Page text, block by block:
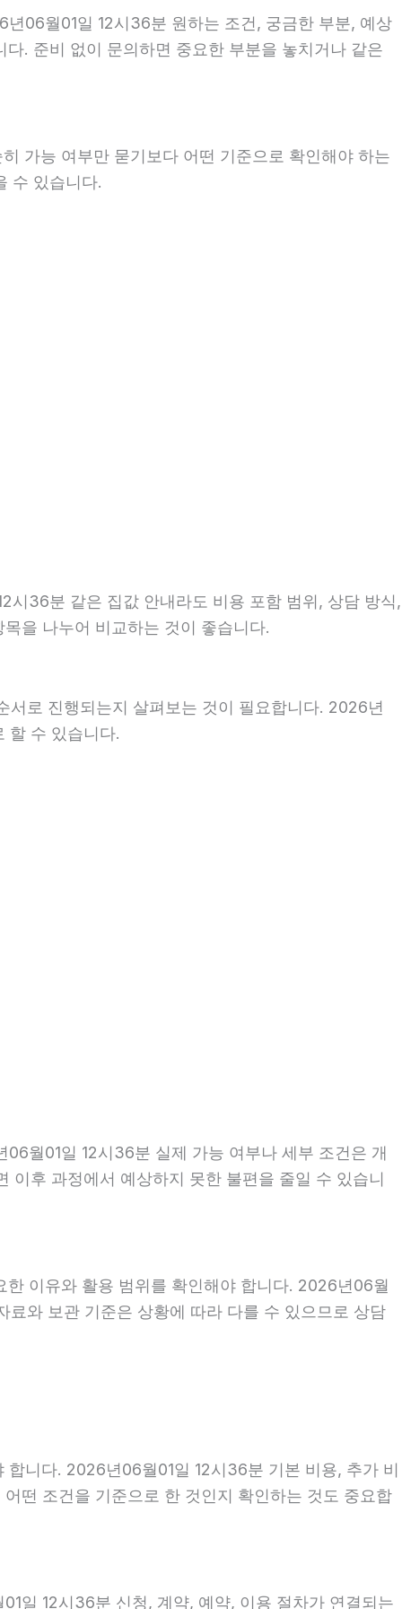
06월01일 12시36분 원하는 조건, 궁금한 부분, 예상
. 준비 없이 문의하면 중요한 부분을 놓치거나 같은
가능 여부만 묻기보다 어떤 기준으로 확인해야 하는
수 있습니다.
시36분 같은 집값 안내라도 비용 포함 범위, 상담 방식,
을 나누어 비교하는 것이 좋습니다.
로 진행되는지 살펴보는 것이 필요합니다. 2026년
할 수 있습니다.
월01일 12시36분 실제 가능 여부나 세부 조건은 개
이후 과정에서 예상하지 못한 불편을 줄일 수 있습니
이유와 활용 범위를 확인해야 합니다. 2026년06월
료와 보관 기준은 상황에 따라 다를 수 있으므로 상담
니다. 2026년06월01일 12시36분 기본 비용, 추가 비
떤 조건을 기준으로 한 것인지 확인하는 것도 중요합
일 12시36분 신청, 계약, 예약, 이용 절차가 연결되는